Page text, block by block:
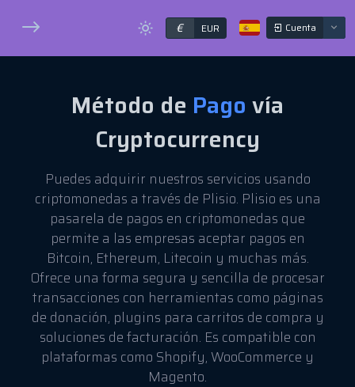
€ EUR Cuenta
Método de Pagovía
Cryptocurrency
Puedes adquirir nuestros servicios usando
criptomonedas a través de Plisio. Plisio es una
pasarela de pagos en criptomonedas que
permite a las empresas aceptar pagos en
Bitcoin, Ethereum, Litecoin y muchas más.
Ofrece una forma segura y sencilla de procesar
transacciones con herramientas como páginas
de donación, plugins para carritos de compra y
soluciones de facturación. Es compatible con
plataformas como Shopify, WooCommerce y
Magento.